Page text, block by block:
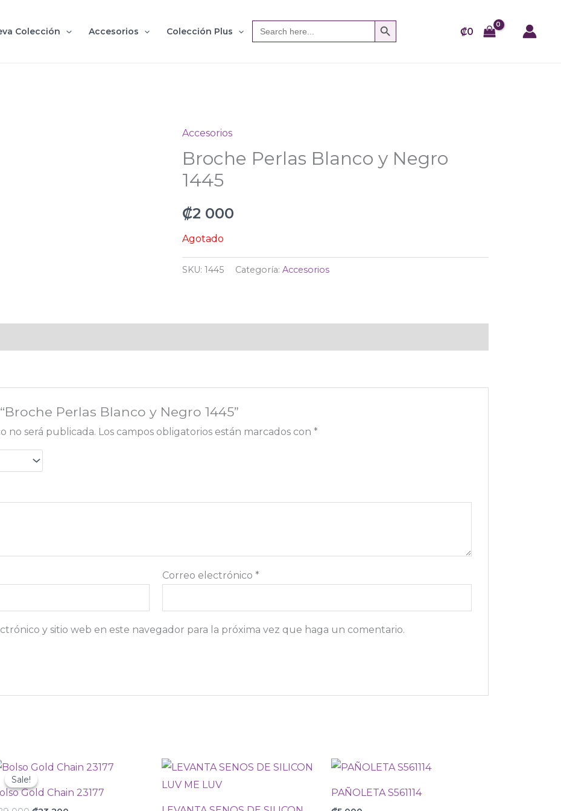
Colección Accesorios Colección Plus
Search
for:
SEARCH BUTTON
₡0
Accesorios
Broche Perlas Blanco y Negro
1445
₡2 000
Agotado
SKU:1445 Categoría:Accesorios
Perlas Blanco y Negro 1445”
no será publicada. Los campos obligatorios están marcados con *
Correo electrónico *
y sitio web en este navegador para la próxima vez que haga un comentario.
Sale!
Sale!
Gold Chain 23177
Original
price
was:
₡29
000.
Current
price
₡23
PAÑOLETA S561114